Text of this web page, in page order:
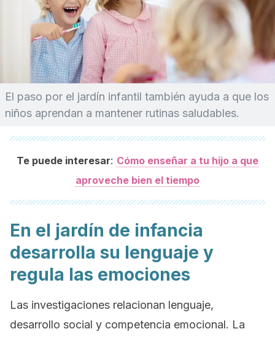
El paso por el jardín infantil también ayuda a que los
niños aprendan a mantener rutinas saludables.
Te puede interesar: Cómo enseñar a tu hijo a que
aproveche bien el tiempo
En el jardín de infancia
desarrolla su lenguaje y
regula las emociones
Las investigaciones relacionan lenguaje,
desarrollo social y competencia emocional. La